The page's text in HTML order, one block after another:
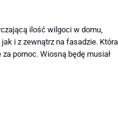
ilość wilgoci w domu,
i z zewnątrz na fasadzie. Która
pomoc. Wiosną będę musiał